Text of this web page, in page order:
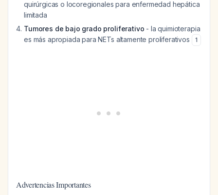
quirúrgicas o locoregionales para enfermedad hepática
limitada
Tumores de bajo grado proliferativo - la quimioterapia
es más apropiada para NETs altamente proliferativos
1
Advertencias Importantes